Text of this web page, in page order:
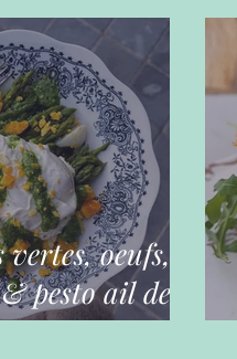
vertes, oeufs,
pesto ail des